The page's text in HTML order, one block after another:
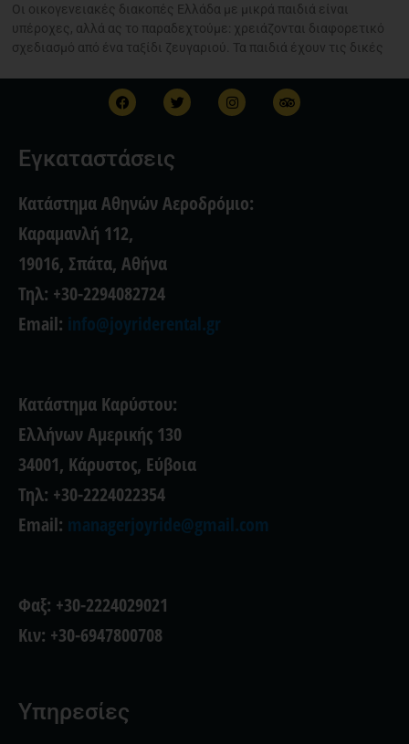
Οι οικογενειακές διακοπές Ελλάδα με μικρά παιδιά είναι
υπέροχες, αλλά ας το παραδεχτούμε: χρειάζονται διαφορετικό
σχεδιασμό από ένα ταξίδι ζευγαριού. Τα παιδιά έχουν τις δικές
F
a
c
b
o
T
w
i
I
n
s
m
T
r
i
Υπηρεσίες
Εγκαταστάσεις
Κατάστημα Αθηνών Αεροδρόμιο:
Καραμανλή 112,
19016, Σπάτα, Αθήνα
Τηλ: +30-2294082724
Email: info@joyriderental.gr
Κατάστημα Καρύστου:
Ελλήνων Αμερικής 130
34001, Κάρυστος, Εύβοια
Τηλ: +30-2224022354
Email: managerjoyride@gmail.com
Φαξ: +30-2224029021
Κιν: +30-6947800708